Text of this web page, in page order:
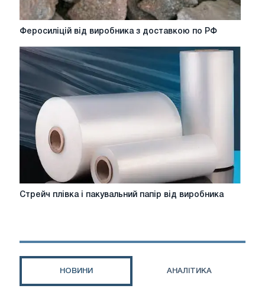
Феросиліцій
виробника
з
доставкою
по
РФ
Феросиліцій від виробника з доставкою по РФ
Стрейч
плівка
Стрейч плівка і пакувальний папір від виробника
НОВИНИ АНАЛІТИКА